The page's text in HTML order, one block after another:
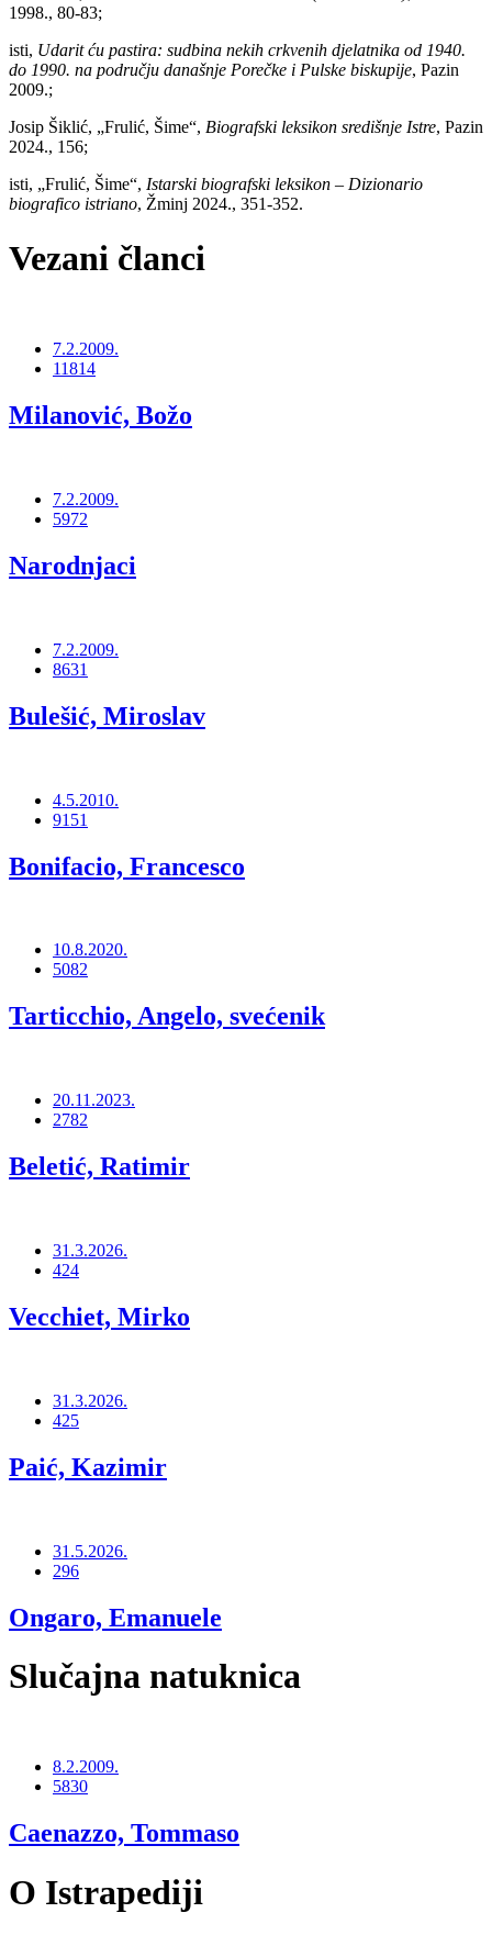
1998., 80-83;
isti, Udarit ću pastira: sudbina nekih crkvenih djelatnika od 1940.
do 1990. na području današnje Porečke i Pulske biskupije, Pazin
2009.;
Josip Šiklić, „Frulić, Šime“, Biografski leksikon središnje Istre, Pazin
2024., 156;
isti, „Frulić, Šime“, Istarski biografski leksikon – Dizionario
biografico istriano, Žminj 2024., 351-352.
Vezani članci
7.2.2009.
11814
Milanović, Božo
7.2.2009.
5972
Narodnjaci
7.2.2009.
8631
Bulešić, Miroslav
4.5.2010.
9151
Bonifacio, Francesco
10.8.2020.
5082
Tarticchio, Angelo, svećenik
20.11.2023.
2782
Beletić, Ratimir
31.3.2026.
424
Vecchiet, Mirko
31.3.2026.
425
Paić, Kazimir
31.5.2026.
296
Ongaro, Emanuele
Slučajna natuknica
8.2.2009.
5830
Caenazzo, Tommaso
O Istrapediji